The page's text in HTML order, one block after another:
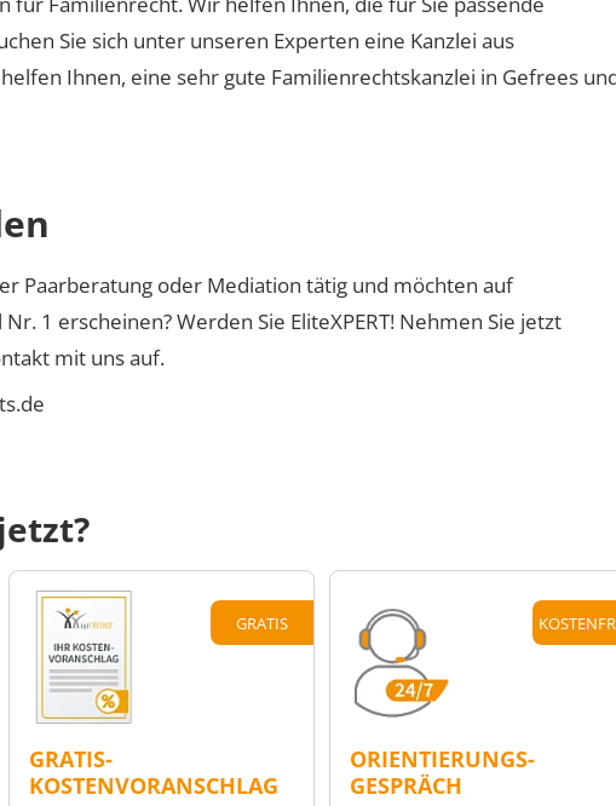
Sie sich unter unseren Experten eine Kanzlei aus
Ihnen, eine sehr gute Familienrechtskanzlei in Gefrees
Paarberatung oder Mediation tätig und möchten auf
1 erscheinen? Werden Sie EliteXPERT! Nehmen Sie jetzt
mit uns auf.
GRATIS
GRATIS-
KOSTENVORANSCHLAG
ORIENTIERUNGS-
GESPRÄCH